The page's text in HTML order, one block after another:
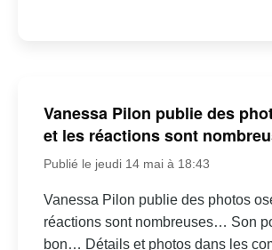
Vanessa Pilon publie des
et les réactions sont
Publié le jeudi 14 mai à 18:43
Vanessa Pilon publie des photos
réactions sont nombreuses… Son
bon… Détails et photos dans les